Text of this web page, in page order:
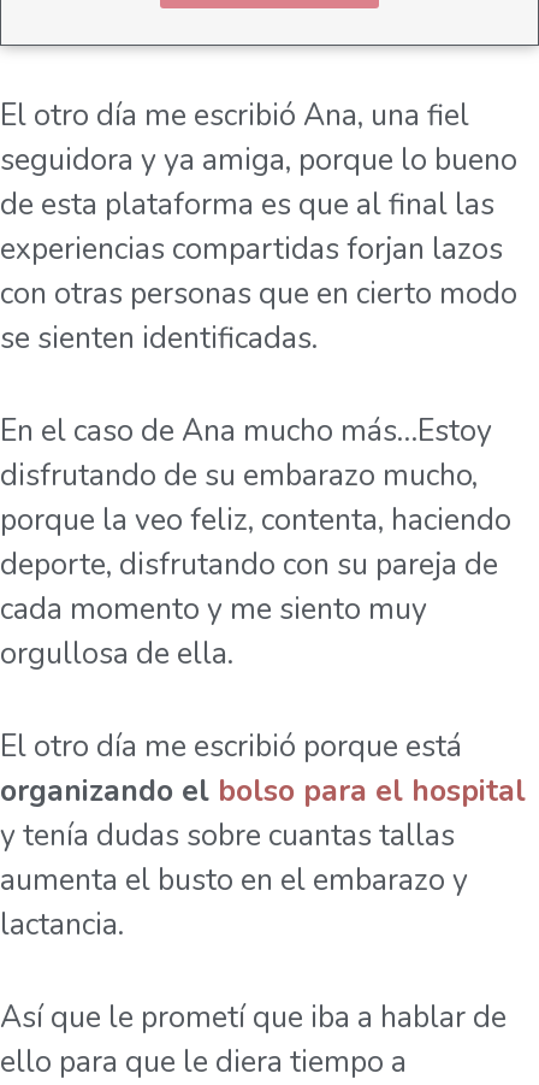
El otro día me escribió Ana, una fiel
seguidora y ya amiga, porque lo bueno
de esta plataforma es que al final las
experiencias compartidas forjan lazos
con otras personas que en cierto modo
se sienten identificadas.
En el caso de Ana mucho más…Estoy
disfrutando de su embarazo mucho,
porque la veo feliz, contenta, haciendo
deporte, disfrutando con su pareja de
cada momento y me siento muy
orgullosa de ella.
El otro día me escribió porque está
organizando el bolso para el hospital
y tenía dudas sobre cuantas tallas
aumenta el busto en el embarazo y
lactancia.
Así que le prometí que iba a hablar de
ello para que le diera tiempo a